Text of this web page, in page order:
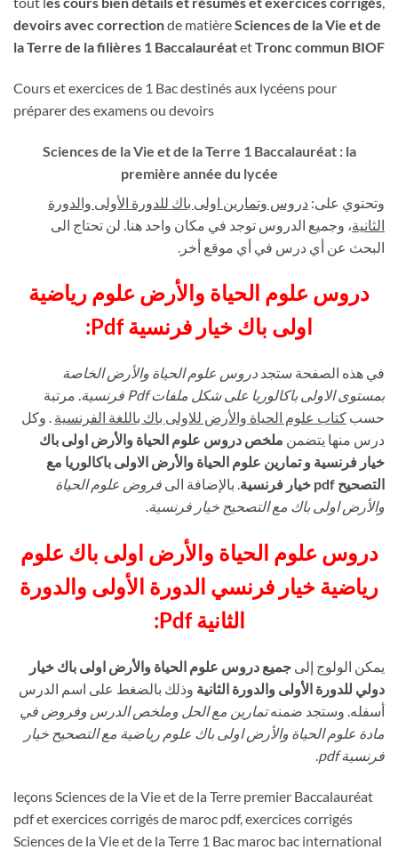
devoirs avec correctionde matièreSciences de la Vie et de
la Terre de la filières 1 BaccalauréatetTronc commun BIOF
Cours et exercices de 1 Bac destinés aux lycéens pour
préparer des examens ou devoirs
Sciences de la Vie et de la Terre 1 Baccalauréat : la
première année du lycée
وتحتوي على: دروس وتمارين اولى باك للدورة الأولى والدورة
الثانية، وجميع الدروس توجد في مكان واحد هنا. لن تحتاج الى
البحث عن أي درس في أي موقع أخر.
دروس علوم الحياة والأرض علوم رياضية
اولى باك خيار فرنسية Pdf:
في هذه الصفحة ستجد دروس علوم الحياة والأرض الخاصة
بمستوى الاولى باكالوريا على شكل ملفات Pdf
فرنسية. مرتبة
حسب كتاب علوم الحياة والأرض للاولى باك باللغة الفرنسية . وكل
درس منها يتضمن ملخص دروس علوم الحياة والأرض اولى باك
خيار فرنسية و تمارين علوم الحياة والأرض الاولى باكالوريا مع
التصحيح pdf خيار فرنسية
. بالإضافة الى فروض علوم الحياة
والأرض اولى باك مع التصحيح خيار فرنسية.
دروس علوم الحياة والأرض اولى باك علوم
رياضية خيار فرنسي الدورة الأولى والدورة
الثانية Pdf:
يمكن الولوج إلى جميع دروس علوم الحياة والأرض اولى باك خيار
دولي للدورة الأولى والدورة الثانية وذلك بالضغط على اسم الدرس
أسفله. وستجد ضمنهتمارين مع الحل وملخص الدرس وفروض في
مادة علوم الحياة والأرض اولى باك علوم رياضية مع التصحيح خيار
فرنسية pdf
.
leçons Sciences de la Vie et de la Terre premier Baccalauréat
pdf et exercices corrigés de maroc pdf, exercices corrigés
Sciences de la Vie et de la Terre 1 Bac maroc bac international